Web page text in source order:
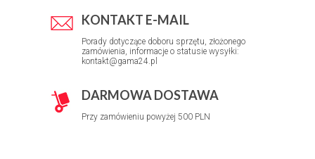
KONTAKT E-MAIL
Porady dotyczące doboru sprzętu, złożonego
zamówienia, informacje o statusie wysyłki:
kontakt@gama24.pl
DARMOWA DOSTAWA
Przy zamówieniu powyżej 500 PLN